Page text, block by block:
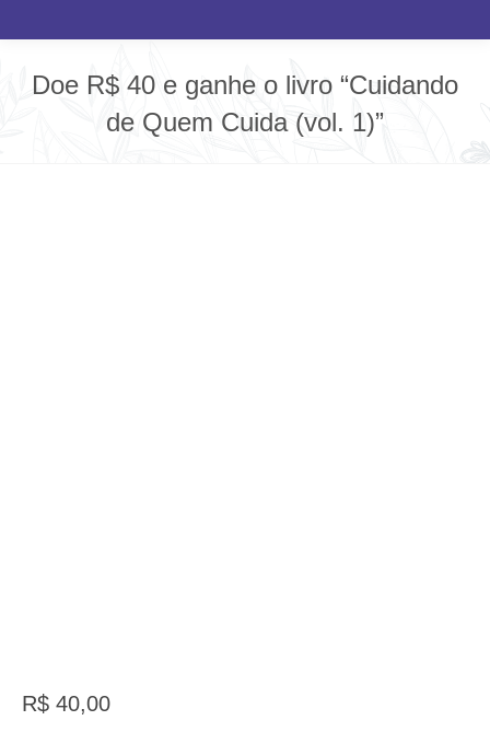
Doe R$ 40 e ganhe o livro “Cuidando
de Quem Cuida (vol. 1)”
R$ 40,00